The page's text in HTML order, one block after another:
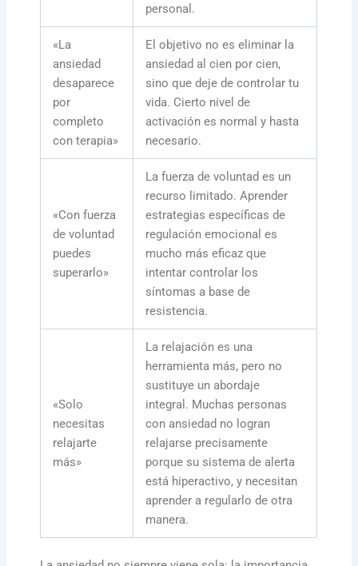
personal.
«La
ansiedad
desaparece
por
completo
con terapia»
El objetivo no es eliminar la
ansiedad al cien por cien,
sino que deje de controlar tu
vida. Cierto nivel de
activación es normal y hasta
necesario.
«Con fuerza
de voluntad
puedes
superarlo»
La fuerza de voluntad es un
recurso limitado. Aprender
estrategias específicas de
regulación emocional es
mucho más eficaz que
intentar controlar los
síntomas a base de
resistencia.
«Solo
necesitas
relajarte
más»
La relajación es una
herramienta más, pero no
sustituye un abordaje
integral. Muchas personas
con ansiedad no logran
relajarse precisamente
porque su sistema de alerta
está hiperactivo, y necesitan
aprender a regularlo de otra
manera.